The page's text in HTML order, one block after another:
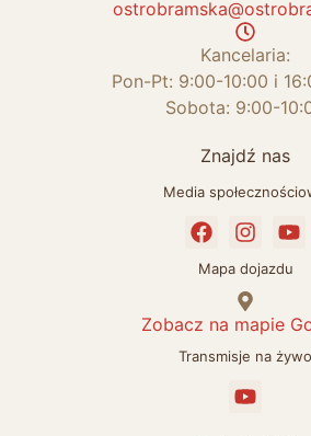
Kancelaria:
Pon-Pt: 9:00-10:00 i
Sobota: 9:00-
Znajdź nas
Media
Mapa dojazdu
Zobacz na mapie
Transmisje na żywo